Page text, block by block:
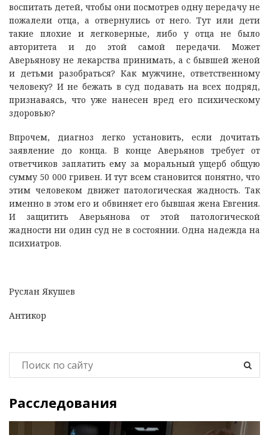
воспитать детей, чтобы они посмотрев одну передачу не
пожалели отца, а отвернулись от него. Тут или дети
такие плохие и легковерные, либо у отца не было
авторитета и до этой самой передачи. Может
Аверьянову не лекарства принимать, а с бывшей женой
и детьми разобраться? Как мужчине, ответственному
человеку? И не бежать в суд подавать на всех подряд,
признаваясь, что уже нанесен вред его психическому
здоровью?
Впрочем, диагноз легко установить, если дочитать
заявление до конца. В конце Аверьянов требует от
ответчиков заплатить ему за моральный ущерб общую
сумму 50 000 гривен. И тут всем становится понятно, что
этим человеком движет патологическая жадность. Так
именно в этом его и обвиняет его бывшая жена Евгения.
И защитить Аверьянова от этой патологической
жадности ни один суд не в состоянии. Одна надежда на
психиатров.
Руслан Якушев
Антикор
Расследования